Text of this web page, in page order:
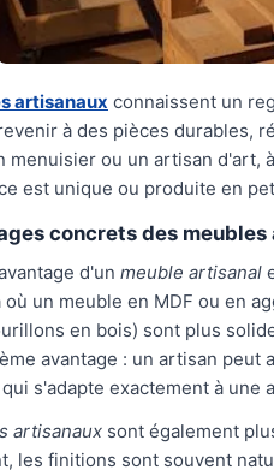
artisanaux connaissent un
à des pièces durables,
menuisier ou un artisan d'art,
est unique ou produite en
concrets des meubles
d'un meuble artisanal
où un meuble en MDF ou en
en bois) sont plus
avantage : un artisan
s'adapte exactement à
artisanaux sont également
les finitions sont souvent